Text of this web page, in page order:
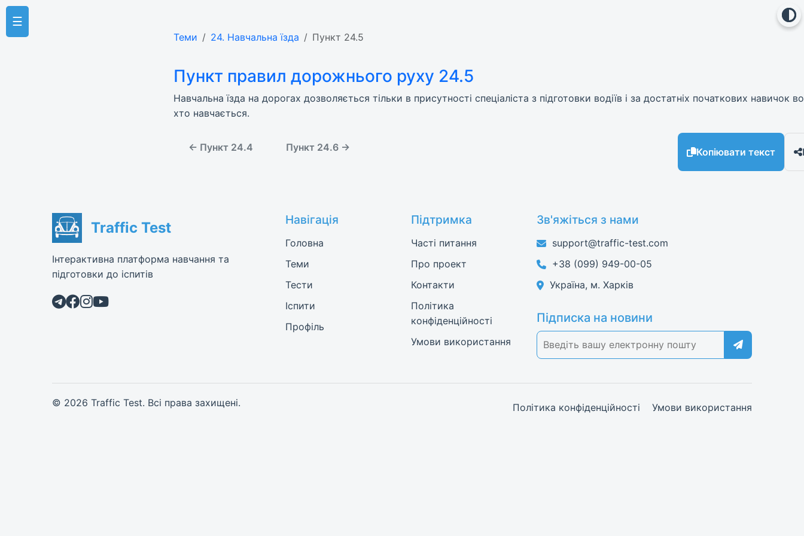
☰
Теми 24. Навчальна їзда Пункт 24.5
Пункт правил дорожнього руху 24.5
Навчальна їзда на дорогах дозволяється тільки в присутності спеціаліста з підготовки водіїв і за достатніх початкових навичок
хто навчається.
← Пункт 24.4 Пункт 24.6 → Копіювати текст
Traffic Test
Інтерактивна платформа навчання та
підготовки до іспитів
Навігація
Головна
Теми
Тести
Іспити
Профіль
Підтримка
Часті питання
Про проект
Контакти
Політика
конфіденційності
Умови використання
Зв'яжіться з нами
support@traffic-test.com
+38 (099) 949-00-05
Україна, м. Харків
Підписка на новини
© 2026 Traffic Test. Всі права захищені. Політика конфіденційності Умови використання